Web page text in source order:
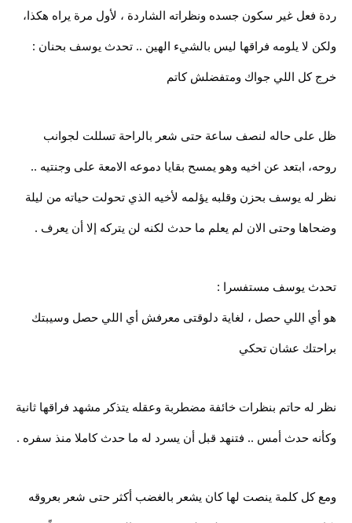
ردة فعل غير سكون جسده ونظراته الشاردة ، لأول مرة يراه هكذا،
ولكن لا يلومه فراقها ليس بالشيء الهين .. تحدث يوسف بحنان :
خرج كل اللي جواك ومتفضلش كاتم
ظل على حاله لنصف ساعة حتى شعر بالراحة تسللت لجوانب
روحه، ابتعد عن اخيه وهو يمسح بقايا دموعه الامعة على وجنتيه ..
نظر له يوسف بحزن وقلبه يؤلمه لأخيه الذي تحولت حياته من ليلة
وضحاها وحتى الان لم يعلم ما حدث لكنه لن يتركه إلا أن يعرف .
تحدث يوسف مستفسرا :
هو أي اللي حصل ، لغاية دلوقتى معرفش أي اللي حصل وسيبتك
براحتك عشان تحكي
نظر له حاتم بنظرات خائفة مضطربة وعقله يتذكر مشهد فراقها ثانية
وكأنه حدث أمس .. فتنهد قبل أن يسرد له ما حدث كاملا منذ سفره .
ومع كل كلمة ينصت لها كان يشعر بالغضب أكثر حتى شعر بعروقه